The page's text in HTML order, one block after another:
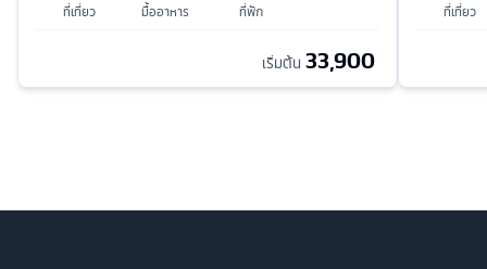
ที่เที่ยว มื้ออาหาร ที่พัก
เริ่มต้น 33,900
ที่เที่ยว